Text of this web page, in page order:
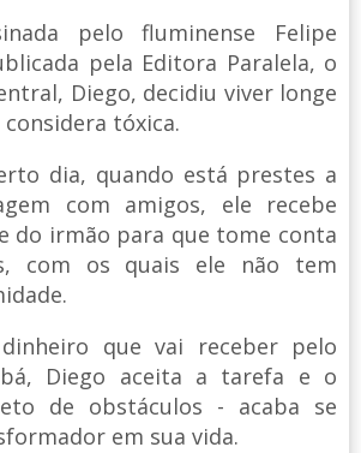
pelo fluminense Felipe
pela Editora Paralela, o
Diego, decidiu viver longe
tóxica.
dia, quando está prestes a
com amigos, ele recebe
do irmão para que tome conta
com os quais ele não tem
que vai receber pelo
Diego aceita a tarefa e o
de obstáculos - acaba se
em sua vida.